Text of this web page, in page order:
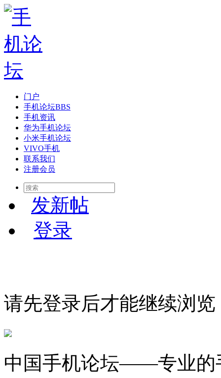
门户
手机论坛BBS
手机资讯
华为手机论坛
小米手机论坛
VIVO手机
联系我们
注册会员
发新帖
登录
请先登录后才能继续浏览
中国手机论坛——专业的